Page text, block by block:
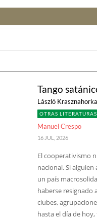
Tango
László
OTRAS LITERATURAS
Manuel Crespo
16 JUL, 2026
El cooperativismo
nacional. Si
un país
haberse resignado
clubes,
hasta el día de